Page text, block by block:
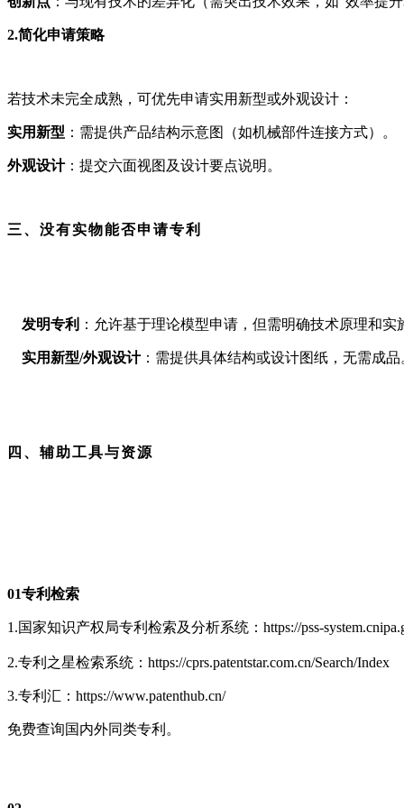
2.简化申请策略
若技术未完全成熟，可优先申请实用新型或外观设计：
实用新型 ：需提供产品结构示意图（如机械部件连接方式）。
外观设计：提交六面视图及设计要点说明。
三、没有实物能否申请专利
发明专利 ：允许基于理论模型申请，但需明确技术原理和实
实用新型/外观设计：需提供具体结构或设计图纸，无需成品
四、辅助工具与资源
01专利检索
1.国家知识产权局专利检索及分析系统：https://pss-
2.专利之星检索系统： https://cprs.patentstar.com.cn/Search/Index
3.专利汇：https://www.patenthub.cn/
免费查询国内外同类专利。